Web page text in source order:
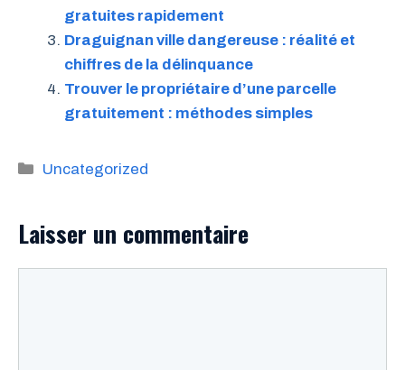
gratuites rapidement
Draguignan ville dangereuse : réalité et
chiffres de la délinquance
Trouver le propriétaire d’une parcelle
gratuitement : méthodes simples
Catégories
Uncategorized
Laisser un commentaire